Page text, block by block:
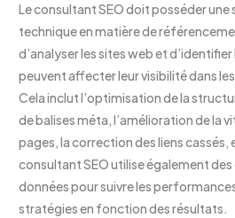
Le consultant SEO doit posséder une
technique en matière de
d’analyser les sites web et
peuvent affecter leur visibilité dans
Cela inclut l’optimisation de la
de balises méta, l’amélioration de la
pages, la correction des liens cassés,
consultant SEO utilise également des
données pour suivre les
stratégies en fonction des résultats.